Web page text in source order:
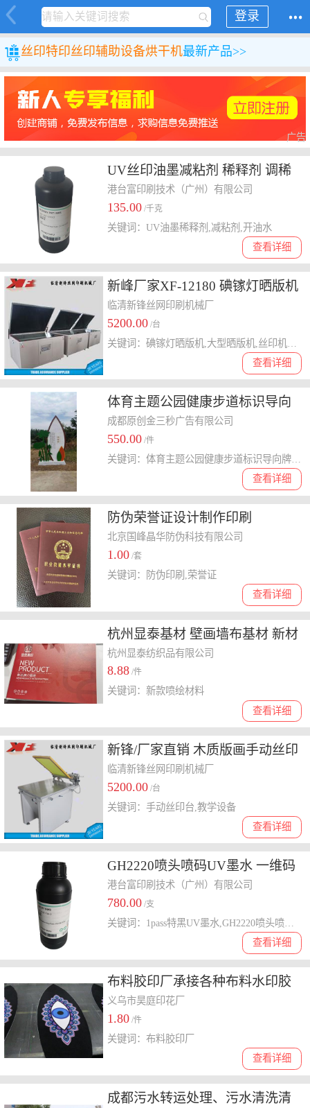
登录
丝印特印丝印辅助设备烘干机最新产品>>
广告
UV丝印油墨减粘剂 稀释剂 调稀
油墨用 UV油墨KONGTAIFU用稀
释剂
港台富印刷技术（广州）有限公司
135.00 /千克
查看详细
关键词：UV油墨稀释剂,减粘剂,开油水
新峰厂家XF-12180 碘镓灯晒版机
真空 大型晒版机
临清新锋丝网印刷机械厂
5200.00 /台
查看详细
体育主题公园健康步道标识导向
牌景区景观牌导视牌户外路标指
示牌
成都原创金三秒广告有限公司
550.00 /件
查看详细
防伪荣誉证设计制作印刷
北京国峰晶华防伪科技有限公司
1.00 /套
查看详细
关键词：防伪印刷,荣誉证
杭州显泰基材 壁画墙布基材 新材
料
杭州显泰纺织品有限公司
8.88 /件
查看详细
关键词：新款喷绘材料
新锋/厂家直销 木质版画手动丝印
台 可吸气 教学设备
临清新锋丝网印刷机械厂
5200.00 /台
查看详细
关键词：手动丝印台,教学设备
GH2220喷头喷码UV墨水 一维码
二维码 文字信息 1pass特黑UV墨
水
港台富印刷技术（广州）有限公司
780.00 /支
查看详细
布料胶印厂承接各种布料水印胶
印加工
义乌市昊庭印花厂
1.80 /件
查看详细
关键词：布料胶印厂
成都污水转运处理、污水清洗清